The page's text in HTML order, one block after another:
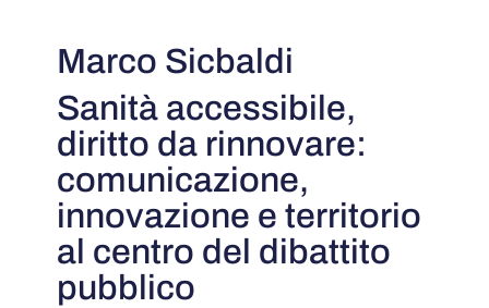
Marco Sicbaldi
Sanità accessibile,
diritto da rinnovare:
comunicazione,
innovazione e territorio
al centro del dibattito
pubblico